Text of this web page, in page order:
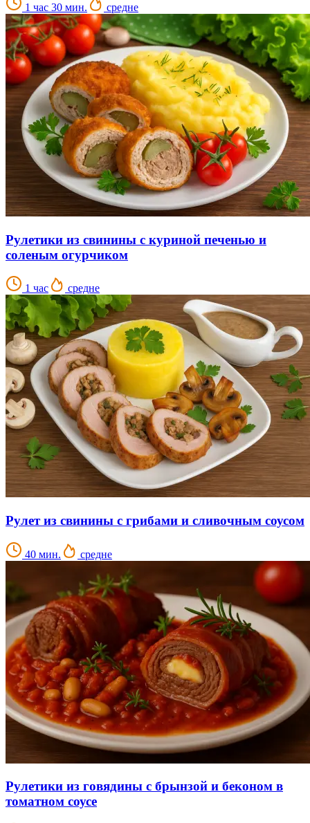
1 час 30 мин. средне
Рулетики из свинины с куриной печенью и
соленым огурчиком
1 час средне
Рулет из свинины с грибами и сливочным соусом
40 мин. средне
Рулетики из говядины с брынзой и беконом в
томатном соусе